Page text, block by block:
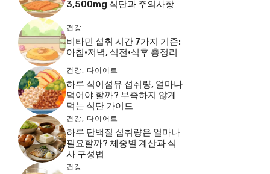
3,500mg 식단과 주의사항
건강
비타민 섭취 시간 7가지 기준:
아침·저녁, 식전·식후 총정리
건강, 다이어트
하루 식이섬유 섭취량, 얼마나
먹어야 할까? 부족하지 않게
먹는 식단 가이드
건강, 다이어트
하루 단백질 섭취량은 얼마나
필요할까? 체중별 계산과 식
사 구성법
건강